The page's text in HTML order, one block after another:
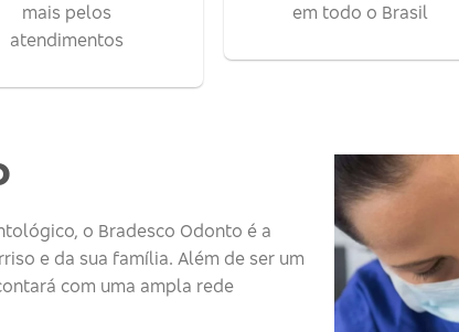
mais pelos
atendimentos
em todo o Brasil
o Bradesco Odonto é a
e da sua família. Além de ser um
com uma ampla rede